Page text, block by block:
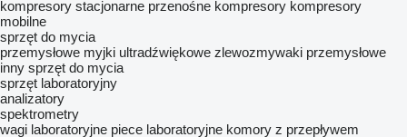
kompresory stacjonarne przenośne kompresory kompresory
mobilne
sprzęt do mycia
przemysłowe myjki ultradźwiękowe zlewozmywaki przemysłowe
inny sprzęt do mycia
sprzęt laboratoryjny
analizatory
spektrometry
wagi laboratoryjne piece laboratoryjne komory z przepływem